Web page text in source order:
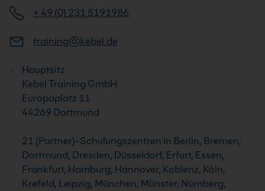
+ 49 (0) 231 5191986
training@kebel.de
Hauptsitz
Kebel Training GmbH
Europaplatz 11
44269 Dortmund
21 (Partner)-Schulungszentren in Berlin, Bremen,
Dortmund, Dresden, Düsseldorf, Erfurt, Essen,
Frankfurt, Hamburg, Hannover, Koblenz, Köln,
Krefeld, Leipzig, München, Münster, Nürnberg,